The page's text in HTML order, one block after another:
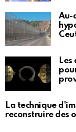
Au-
La technique
reconstruire des